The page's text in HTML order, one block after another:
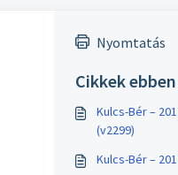
Nyomtatás
Cikkek
Kulcs-Bér –
(v2299)
Kulcs-Bér –